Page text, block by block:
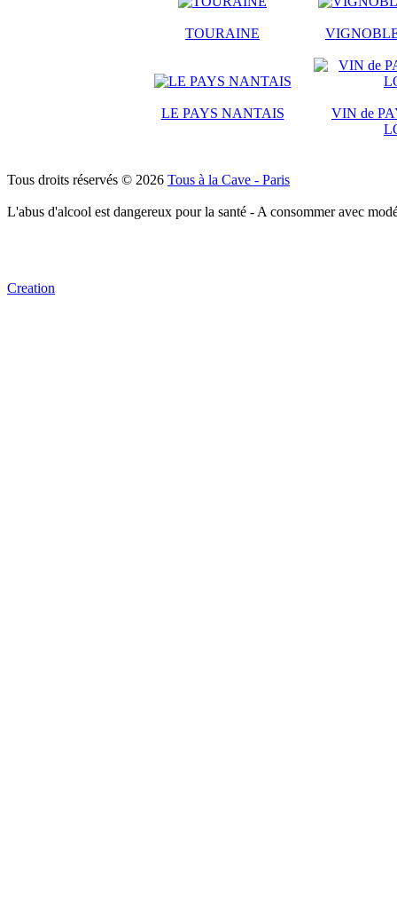
TOURAINE
LE PAYS NANTAIS
VIN de
Tous droits réservés © 2026 Tous à la Cave - Paris
L'abus d'alcool est dangereux pour la santé - A consommer avec
Creation